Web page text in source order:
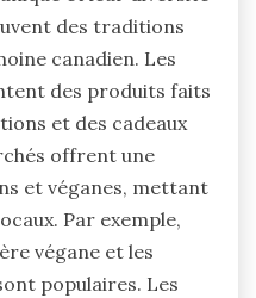
des traditions
canadien. Les
des produits faits
et des cadeaux
offrent une
et véganes, mettant
Par exemple,
végane et les
populaires. Les